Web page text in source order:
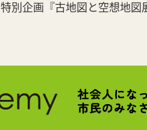
特別企画『古地図と空想地図